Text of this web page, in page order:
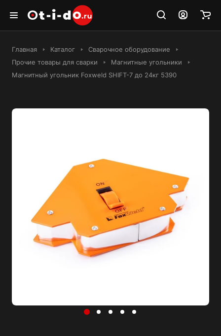
Главная Каталог
Сварочное оборудование
Прочие товары для сварки
Магнитные угольники
Магнитный угольник Foxweld SHIFT-7 до 24кг 5390